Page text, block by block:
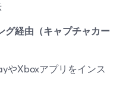
経由（キャプチャカー
やXboxアプリをインス